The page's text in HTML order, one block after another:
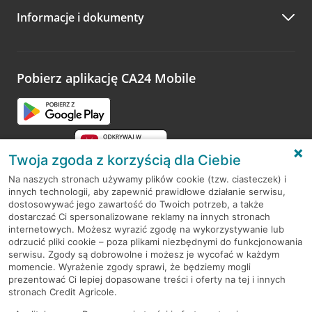
Zachęcamy do podzielenia się z nami opinią o wizycie.
opinie.
Informacje i dokumenty
Pobierz aplikację CA24 Mobile
RODO
Regulamin serwisu
Mapa serwisu
PolitykaCookies
Twoja zgoda z korzyścią dla Ciebie
Na naszych stronach używamy plików cookie (tzw. ciasteczek) i
innych technologii, aby zapewnić prawidłowe działanie serwisu,
dostosowywać jego zawartość do Twoich potrzeb, a także
dostarczać Ci spersonalizowane reklamy na innych stronach
internetowych. Możesz wyrazić zgodę na wykorzystywanie lub
odrzucić pliki cookie – poza plikami niezbędnymi do funkcjonowania
serwisu. Zgody są dobrowolne i możesz je wycofać w każdym
momencie. Wyrażenie zgody sprawi, że będziemy mogli
prezentować Ci lepiej dopasowane treści i oferty na tej i innych
stronach Credit Agricole.